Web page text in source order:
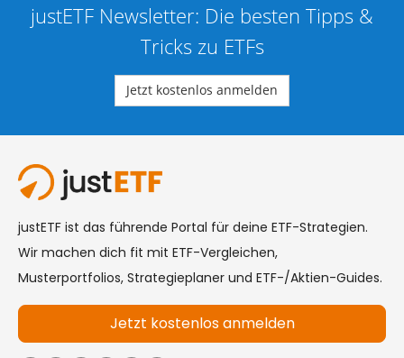
justETF Newsletter: Die besten Tipps &
Tricks zu ETFs
Jetzt kostenlos anmelden